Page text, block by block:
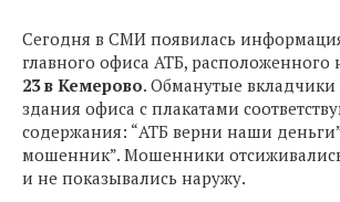
Сегодня в СМИ появилась
главного офиса АТБ, расположенного
23 в Кемерово. Обманутые вкладчики
здания офиса с плакатами
содержания: “АТБ верни наши
мошенник”. Мошенники
и не показывались наружу.